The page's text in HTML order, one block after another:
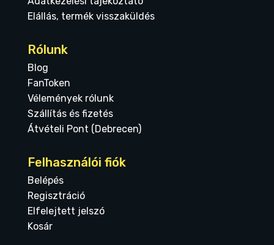
Elállás, termék visszaküldés
Rólunk
Blog
FanToken
Vélemények rólunk
Szállítás és fizetés
Átvételi Pont (Debrecen)
Felhasználói fiók
Belépés
Regisztráció
Elfelejtett jelszó
Kosár